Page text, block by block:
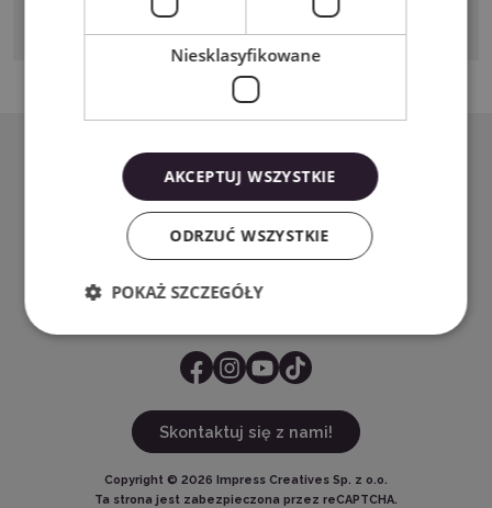
Adres sklepu:
Pstrągowa 38
40-748, Katowice
kontakt@wycinarnia.pl
Skontaktuj się z nami!
Copyright © 2026 Impress Creatives Sp. z o.o.
Ta strona jest zabezpieczona przez reCAPTCHA.
Niesklasyfikowane
AKCEPTUJ WSZYSTKIE
ODRZUĆ WSZYSTKIE
POKAŻ SZCZEGÓŁY